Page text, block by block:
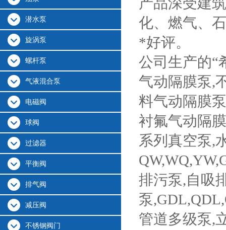
潜水泵
旋涡泵
螺杆泵
气液混合泵
电磁阀
球阀
过滤器
平衡阀
排气阀
减压阀
不锈钢阀门
化、燃气、
*好评。
公司生产的“
气动隔膜泵,
料气动隔膜
衬氟气动隔
系列真空泵,
排污泵,自吸
泵
管道多级泵,